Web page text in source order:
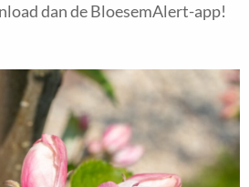
dan de BloesemAlert-app!